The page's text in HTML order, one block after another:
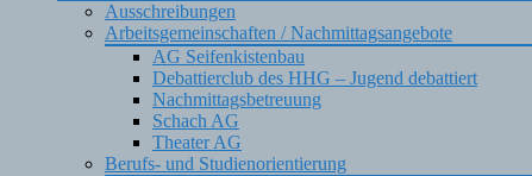
Ausschreibungen
Arbeitsgemeinschaften / Nachmittagsangebote
AG Seifenkistenbau
Debattierclub des HHG – Jugend debattiert
Nachmittagsbetreuung
Schach AG
Theater AG
Berufs- und Studienorientierung